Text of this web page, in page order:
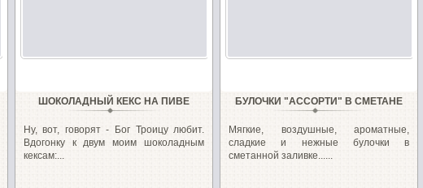
ШОКОЛАДНЫЙ КЕКС НА ПИВЕ
Ну, вот, говорят - Бог Троицу любит.
Вдогонку к двум моим шоколадным
кексам:...
БУЛОЧКИ "АССОРТИ" В СМЕТАНЕ
Мягкие, воздушные, ароматные,
сладкие и нежные булочки в
сметанной заливке......